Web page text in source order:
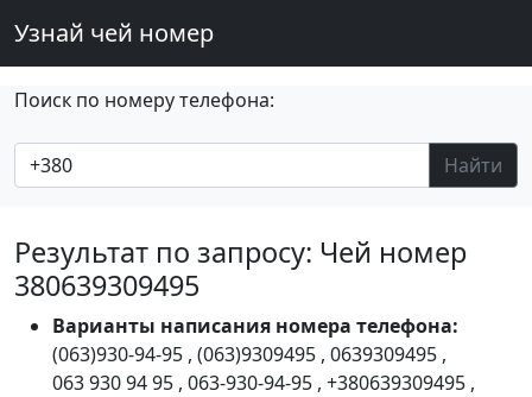
Узнай чей номер
Поиск по номеру телефона:
Найти
Результат по запросу: Чей номер
380639309495
Варианты написания номера телефона:
(063)930-94-95 , (063)9309495 , 0639309495 ,
063 930 94 95 , 063-930-94-95 , +380639309495 ,